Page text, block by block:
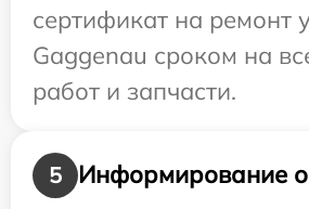
сертификат на ремонт
Gaggenau сроком на
работ и запчасти.
5
Информирование о